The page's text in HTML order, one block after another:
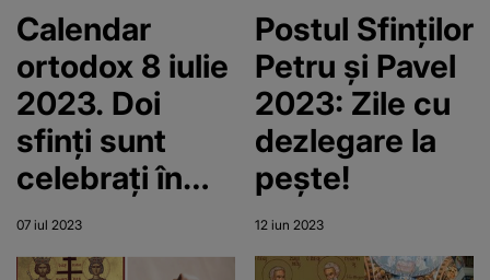
Calendar
ortodox 8 iulie
2023. Doi
sfinți sunt
celebrați în
această zi
07 iul 2023
Postul Sfinților
Petru și Pavel
2023: Zile cu
dezlegare la
pește!
12 iun 2023